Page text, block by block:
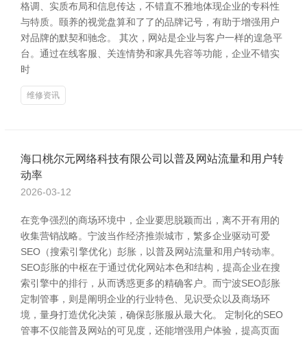
格调、实质布局和信息传达，不错直不雅地体现企业的专科性
与特质。颐养的视觉盘算和了了的品牌记号，有助于增强用户
对品牌的默契和驰念。 其次，网站是企业与客户一样的遑急平
台。通过在线客服、关连情势和家具先容等功能，企业不错实
时
维修资讯
海口桃尔元网络科技有限公司以普及网站流量和用户转
动率
2026-03-12
在竞争强烈的商场环境中，企业要思脱颖而出，离不开有用的
收集营销战略。宁波当作经济推崇城市，繁多企业驱动可爱
SEO（搜索引擎优化）彭胀，以普及网站流量和用户转动率。
SEO彭胀的中枢在于通过优化网站本色和结构，提高企业在搜
索引擎中的排行，从而诱惑更多的精确客户。而宁波SEO彭胀
定制管事，则是阐明企业的行业特色、见识受众以及商场环
境，量身打造优化决策，确保彭胀服从最大化。 定制化的SEO
管事不仅能普及网站的可见度，还能增强用户体验，提高页面